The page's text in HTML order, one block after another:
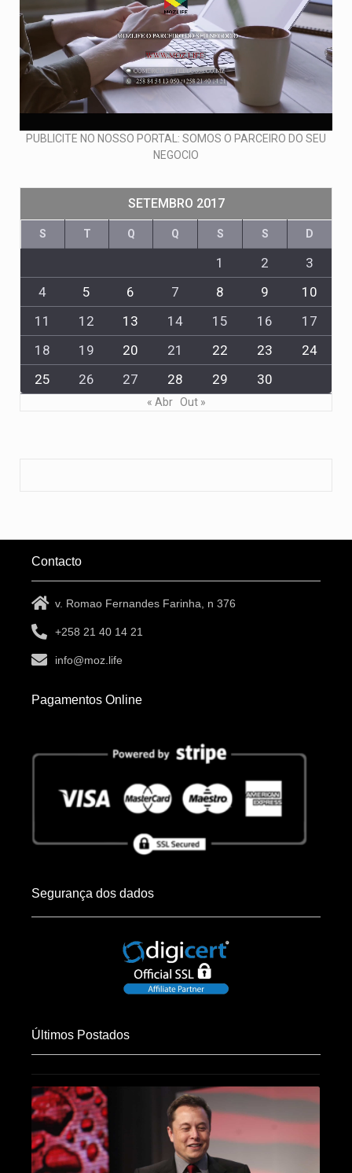
PUBLICITE NO NOSSO PORTAL: SOMOS O PARCEIRO DO SEU
NEGOCIO
SETEMBRO 2017
S T Q Q S S D
1 2
3
4
5 6 7 8 9
10
11
12 13 14 15 16
17
18
19 20 21 22 23
24
25
26 27 28 29 30
« Abr Out »
Contacto
v. Romao Fernandes Farinha, n 376
+258 21 40 14 21
info@moz.life
Pagamentos Online
Segurança dos dados
Últimos Postados